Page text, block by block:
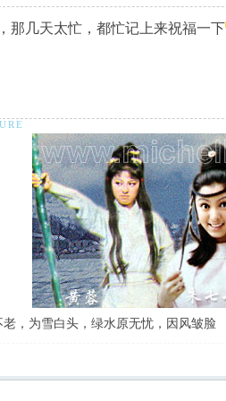
那几天太忙，都忙记上来祝福一下
老，为雪白头，绿水原无忧，因风皱脸